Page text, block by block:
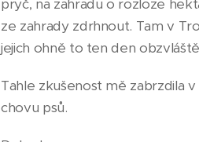
pryč, na zahradu o rozloze
ze zahrady zdrhnout. Tam v
jejich ohně to ten den
Tahle zkušenost mě zabrzdila
chovu psů.